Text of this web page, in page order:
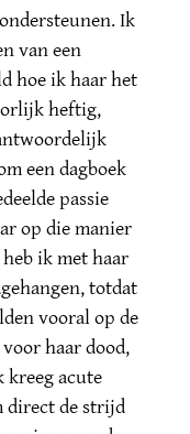
Ik
van een
hoe ik haar het
heftig,
een dagboek
passie
op die manier
ik met haar
totdat
vooral op de
haar dood,
kreeg acute
direct de strijd